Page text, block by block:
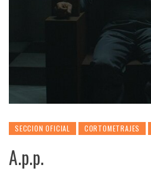
SECCION OFICIAL CORTOMETRAJES
A.p.p.